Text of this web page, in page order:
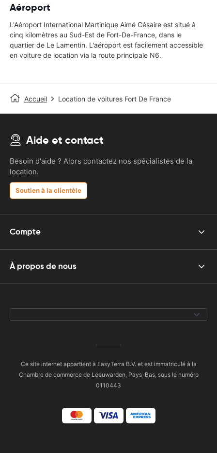
Aéroport
L'Aéroport International Martinique Aimé Césaire est situé à
cinq kilomètres au Sud-Est de Fort-De-France, dans le
quartier de Le Lamentin. L'aéroport est facilement accessible
en voiture de location via la route principale N6.
Accueil Location de voitures Fort De France
Aide et contact
Besoin d'aide ? Alors contactez nos spécialistes de la
location.
Soutien à la clientèle
Compte
À propos de nous
Ce site internet appartient à EasyTerra B.V. et est immatriculé à la
Chambre de commerce de Leeuwarden, Pays-Bas, sous le numéro
0110443